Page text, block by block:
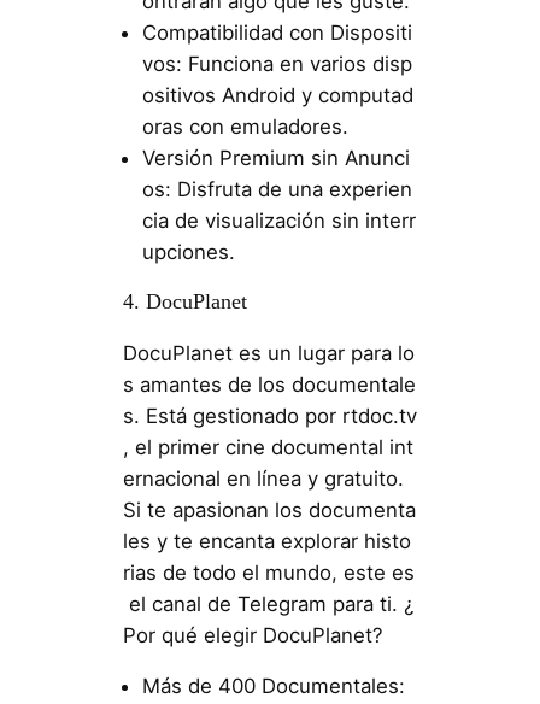
Compatibilidad con Dispositi
vos: Funciona en varios disp
ositivos Android y computad
oras con emuladores.
Versión Premium sin Anunci
os: Disfruta de una experien
cia de visualización sin interr
upciones.
4. DocuPlanet
DocuPlanet es un lugar para lo
s amantes de los documentale
s. Está gestionado por rtdoc.tv
, el primer cine documental int
ernacional en línea y gratuito.
Si te apasionan los documenta
les y te encanta explorar histo
rias de todo el mundo, este es
el canal de Telegram para ti. ¿
Por qué elegir DocuPlanet?
Más de 400 Documentales: